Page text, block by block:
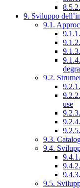
9. Sviluppo
9.1.
9.2.
use
9.3.
9.4.
9.5.